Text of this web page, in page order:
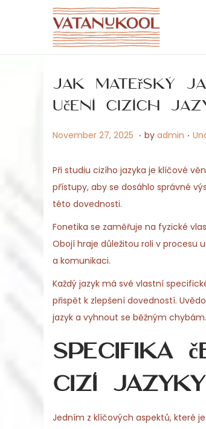
S
p
t
n
v
i
g
n
S
p
t
c
n
t
e
Jak mateřský
učení cizích
P
s
t
e
November 27, 2025 M
y
1
2
6
. by admin . P
s
t
Při studiu cizího jazyka je klíčové
přístupy, aby se dosáhlo správné
této dovednosti.
Fonetika se zaměřuje na fyzické
Obojí hraje důležitou roli v procesu
a komunikaci.
Každý jazyk má své vlastní
přispět k zlepšení dovedností.
jazyk a vyhnout se běžným chybám.
Specifika
cizí jazyky
Jedním z klíčových aspektů, které